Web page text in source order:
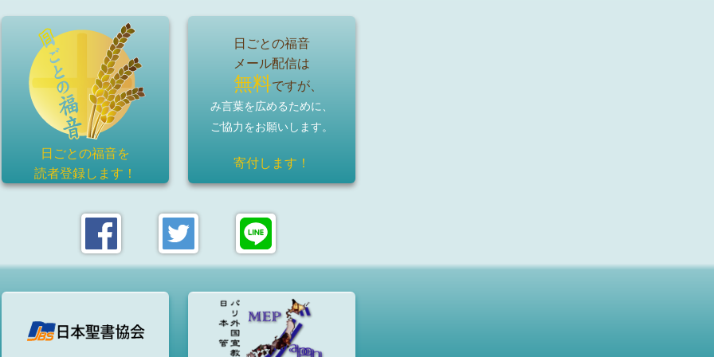
日ごとの福音を
読者登録します！
日ごとの福音
メール配信は
無料ですが、
み言葉を広めるために、
ご協力をお願いします。
寄付します！